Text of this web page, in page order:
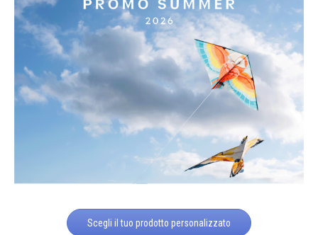
Scegli il tuo prodotto personalizzato